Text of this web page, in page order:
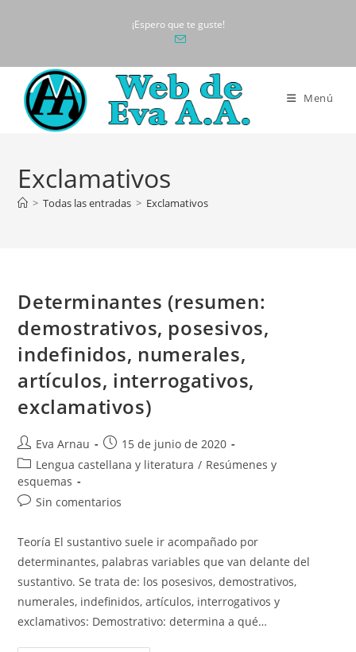
¡Espero que te guste!
Menú
Exclamativos
> Todas las entradas > Exclamativos
Determinantes (resumen:
demostrativos, posesivos,
indefinidos, numerales,
artículos, interrogativos,
exclamativos)
Autor
de
la
entrada:
Eva Arnau
Publicación
de
15 de junio de 2020
Categoría
de
la
Lengua castellana y literatura / Resúmenes y
esquemas
Comentarios
la
entrada:
Sin comentarios
Teoría El sustantivo suele ir acompañado por
determinantes, palabras variables que van delante del
sustantivo. Se trata de: los posesivos, demostrativos,
numerales, indefinidos, artículos, interrogativos y
exclamativos: Demostrativo: determina a qué…